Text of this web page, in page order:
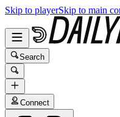
Skip to playerSkip to main
Search
Connect